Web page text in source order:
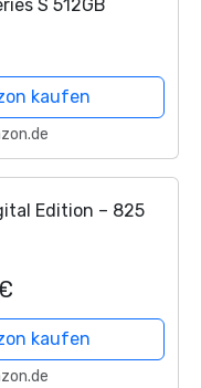
S 512GB
kaufen
Edition – 825
kaufen